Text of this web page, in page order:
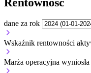
Rentowność
dane za rok
Wskaźnik rentowności
Marża operacyjna